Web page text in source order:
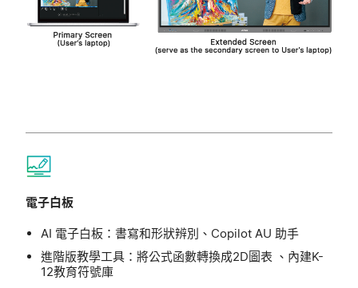
電子白板
AI 電子白板：書寫和形狀辨別、Copilot AU 助手
進階版教學工具：將公式函數轉換成2D圖表 、內建K-
12教育符號庫